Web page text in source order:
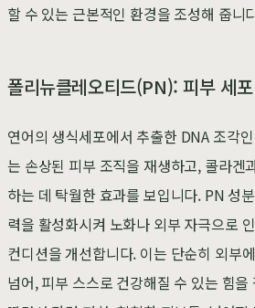
할 수 있는 근본적인 환경을 조성해 줍니
폴리뉴클레오티드(PN): 피부 세
연어의 생식세포에서 추출한 DNA 조각
는 손상된 피부 조직을 재생하고, 콜라겐
하는 데 탁월한 효과를 보입니다. PN 성
력을 활성화시켜 노화나 외부 자극으로
컨디션을 개선합니다. 이는 단순히 외부
넘어, 피부 스스로 건강해질 수 있는 힘